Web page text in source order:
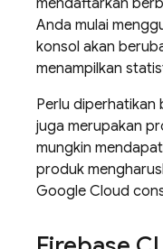
Anda mulai
konsol akan
menampilkan
Perlu diperhatikan
juga merupakan
mungkin
produk
Google Cloud